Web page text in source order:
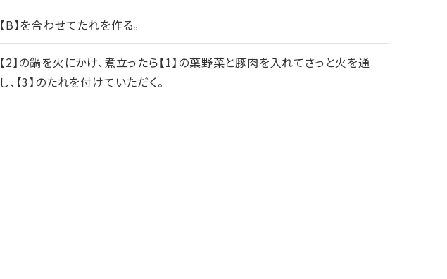
【B】を合わせてたれを作る。
【2】の鍋を火にかけ、煮立ったら【1】の葉野菜と豚肉を入れてさっと火を通
し、【3】のたれを付けていただく。